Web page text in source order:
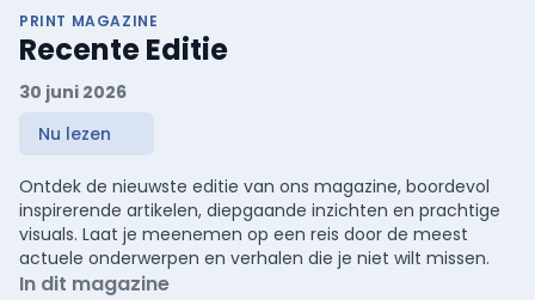
PRINT MAGAZINE
Recente Editie
30 juni 2026
Nu lezen
Ontdek de nieuwste editie van ons magazine, boordevol
inspirerende artikelen, diepgaande inzichten en prachtige
visuals. Laat je meenemen op een reis door de meest
actuele onderwerpen en verhalen die je niet wilt missen.
In dit magazine